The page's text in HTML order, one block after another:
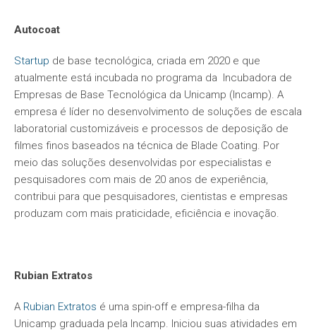
Autocoat
Startup de base tecnológica, criada em 2020 e que
atualmente está incubada no programa da Incubadora de
Empresas de Base Tecnológica da Unicamp (Incamp). A
empresa é líder no desenvolvimento de soluções de escala
laboratorial customizáveis e processos de deposição de
filmes finos baseados na técnica de Blade Coating. Por
meio das soluções desenvolvidas por especialistas e
pesquisadores com mais de 20 anos de experiência,
contribui para que pesquisadores, cientistas e empresas
produzam com mais praticidade, eficiência e inovação.
Rubian Extratos
A Rubian Extratos é uma spin-off e empresa-filha da
Unicamp graduada pela Incamp. Iniciou suas atividades em